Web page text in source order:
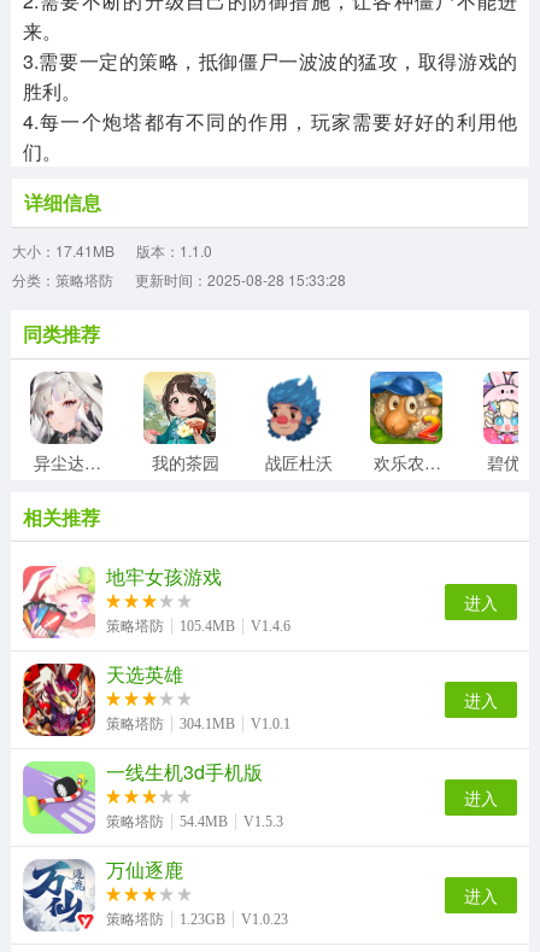
来。
3.需要一定的策略，抵御僵尸一波波的猛攻，取得游戏的
胜利。
4.每一个炮塔都有不同的作用，玩家需要好好的利用他
们。
详细信息
大小：17.41MB
版本：1.1.0
分类：策略塔防
更新时间：2025-08-28 15:33:28
同类推荐
异尘达米拉 我的茶园 战匠杜沃 欢乐农场2中文版
相关推荐
地牢女孩游戏
策略塔防 105.4MB V1.4.6
进入
天选英雄
策略塔防 304.1MB V1.0.1
进入
一线生机3d手机版
策略塔防 54.4MB V1.5.3
进入
万仙逐鹿
策略塔防 1.23GB V1.0.23
进入